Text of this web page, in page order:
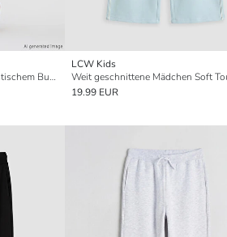
Mädchen-Sweatpants mit elastischem Bund
LCW Kids
19.99 EUR